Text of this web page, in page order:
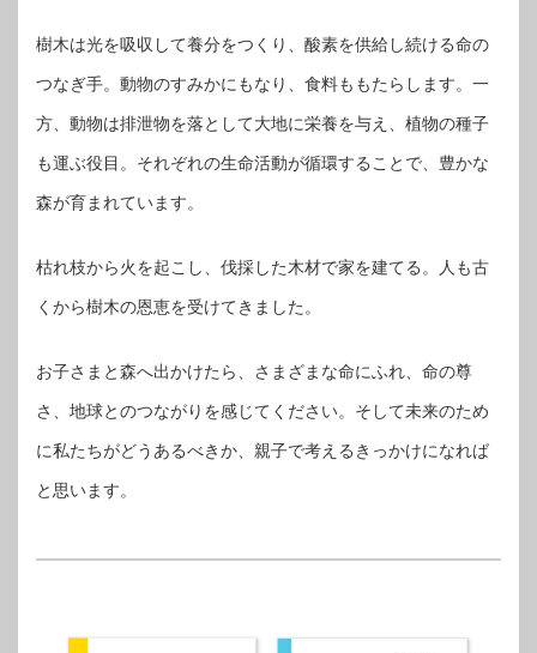
樹木は光を吸収して養分をつくり、酸素を供給し続ける命の
つなぎ手。動物のすみかにもなり、食料ももたらします。一
方、動物は排泄物を落として大地に栄養を与え、植物の種子
も運ぶ役目。それぞれの生命活動が循環することで、豊かな
森が育まれています。
枯れ枝から火を起こし、伐採した木材で家を建てる。人も古
くから樹木の恩恵を受けてきました。
お子さまと森へ出かけたら、さまざまな命にふれ、命の尊
さ、地球とのつながりを感じてください。そして未来のため
に私たちがどうあるべきか、親子で考えるきっかけになれば
と思います。